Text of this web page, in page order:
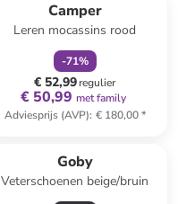
Camper
Leren mocassins rood
-71%
€ 52,99regulier
€ 50,99 met family
Adviesprijs (AVP): € 180,00*
Goby
Veterschoenen beige/bruin